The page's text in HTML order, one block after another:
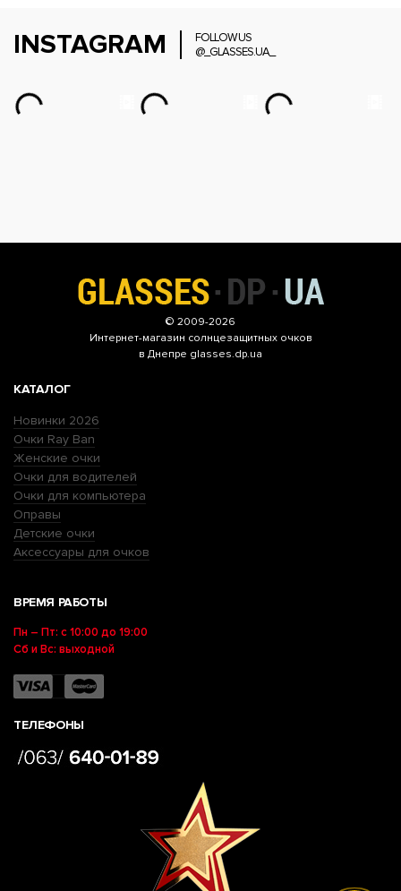
INSTAGRAM
FOLLOW US
@_GLASSES.UA_
© 2009-2026
Интернет-магазин солнцезащитных очков
в Днепре glasses.dp.ua
КАТАЛОГ
Новинки 2026
Очки Ray Ban
Женские очки
Очки для водителей
Очки для компьютера
Оправы
Детские очки
Аксессуары для очков
ВРЕМЯ РАБОТЫ
Пн – Пт: с 10:00 до 19:00
Сб и Вс: выходной
ТЕЛЕФОНЫ